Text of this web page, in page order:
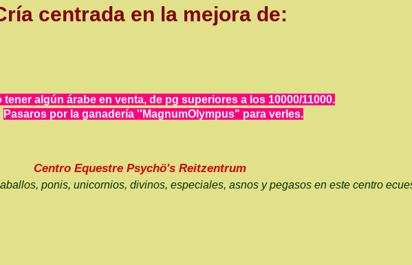
centrada en la mejora de:
tener algún árabe en venta, de pg superiores a los 10000/11000.
Pasaros por la ganadería ''MagnumOlympus" para verles.
Centro Equestre Psychö's Reitzentrum
ponis, unicornios, divinos, especiales, asnos y pegasos en este centro